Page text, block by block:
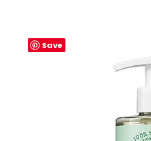
Save